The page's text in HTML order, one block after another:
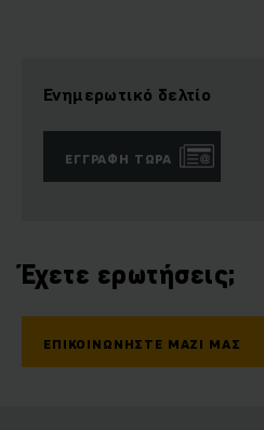
Ενημερωτικό δελτίο
ΕΓΓΡΑΦΉ ΤΏΡΑ
Έχετε ερωτήσεις;
ΕΠΙΚΟΙΝΩΝΉΣΤΕ ΜΑΖΊ ΜΑΣ